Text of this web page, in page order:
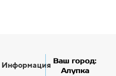
Информация Ваш город:
Алупка